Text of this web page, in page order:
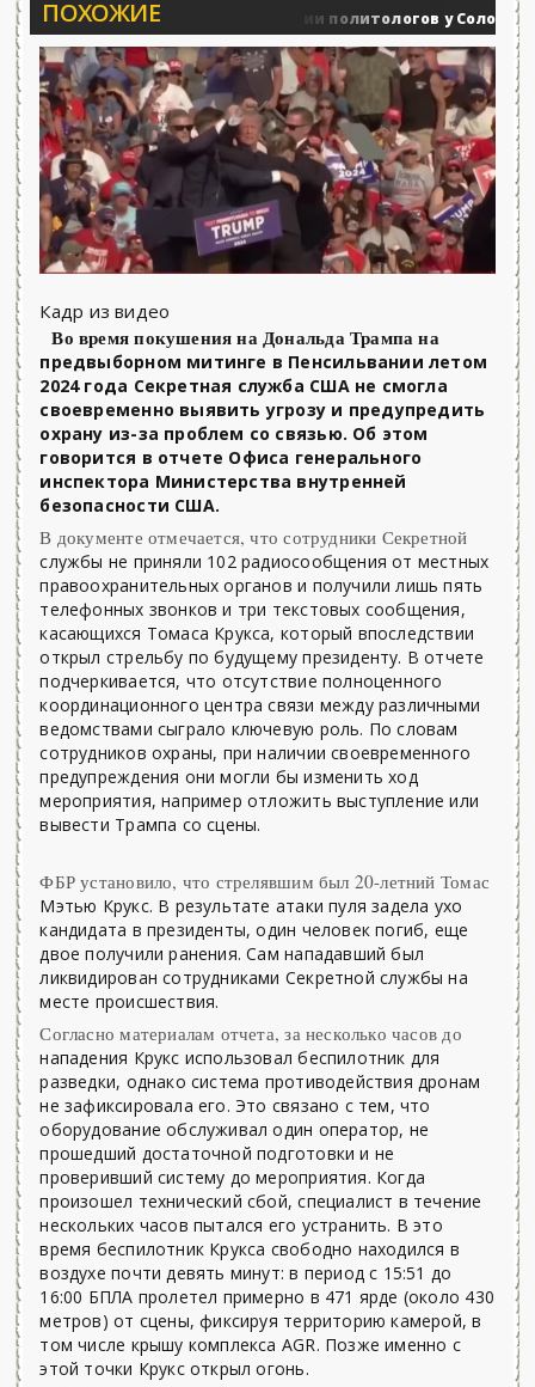
ПОХОЖИЕ
действия Вечерние баталии политологов у Соловьёва
Кадр из видео
Во время покушения на Дональда Трампа на
предвыборном митинге в Пенсильвании летом
2024 года Секретная служба США не смогла
своевременно выявить угрозу и предупредить
охрану из-за проблем со связью. Об этом
говорится в отчете Офиса генерального
инспектора Министерства внутренней
безопасности США.
В документе отмечается, что сотрудники Секретной
службы не приняли 102 радиосообщения от местных
правоохранительных органов и получили лишь пять
телефонных звонков и три текстовых сообщения,
касающихся Томаса Крукса, который впоследствии
открыл стрельбу по будущему президенту. В отчете
подчеркивается, что отсутствие полноценного
координационного центра связи между различными
ведомствами сыграло ключевую роль. По словам
сотрудников охраны, при наличии своевременного
предупреждения они могли бы изменить ход
мероприятия, например отложить выступление или
вывести Трампа со сцены.
ФБР установило, что стрелявшим был 20-летний Томас
Мэтью Крукс. В результате атаки пуля задела ухо
кандидата в президенты, один человек погиб, еще
двое получили ранения. Сам нападавший был
ликвидирован сотрудниками Секретной службы на
месте происшествия.
Согласно материалам отчета, за несколько часов до
нападения Крукс использовал беспилотник для
разведки, однако система противодействия дронам
не зафиксировала его. Это связано с тем, что
оборудование обслуживал один оператор, не
прошедший достаточной подготовки и не
проверивший систему до мероприятия. Когда
произошел технический сбой, специалист в течение
нескольких часов пытался его устранить. В это
время беспилотник Крукса свободно находился в
воздухе почти девять минут: в период с 15:51 до
16:00 БПЛА пролетел примерно в 471 ярде (около 430
метров) от сцены, фиксируя территорию камерой, в
том числе крышу комплекса AGR. Позже именно с
этой точки Крукс открыл огонь.